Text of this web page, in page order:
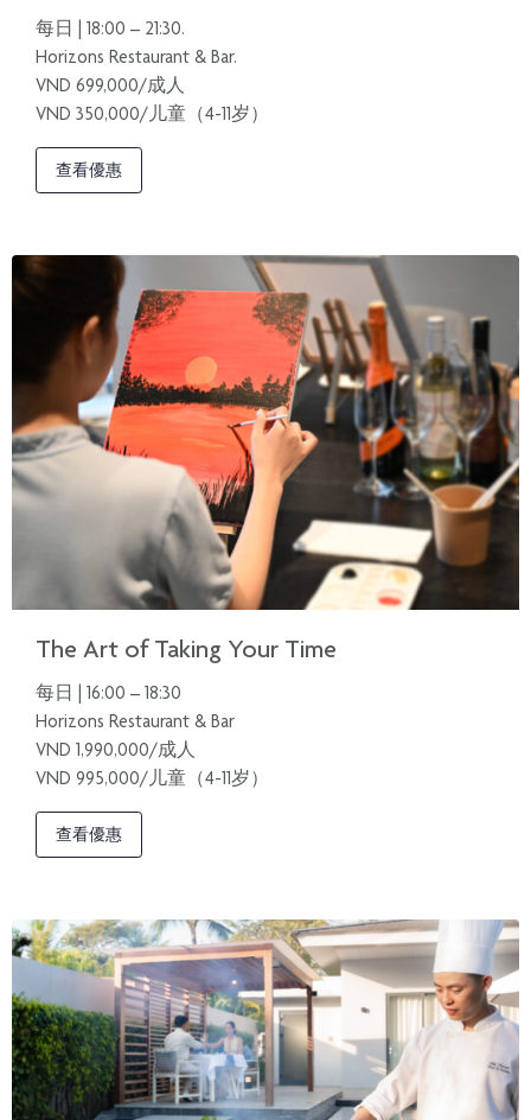
每日 | 18:00 – 21:30.
Horizons Restaurant & Bar.
VND 699,000/成人
VND 350,000/儿童（4-11岁）
查看優惠
The Art of Taking Your Time
每日 | 16:00 – 18:30
Horizons Restaurant & Bar
VND 1,990,000/成人
VND 995,000/儿童（4-11岁）
查看優惠